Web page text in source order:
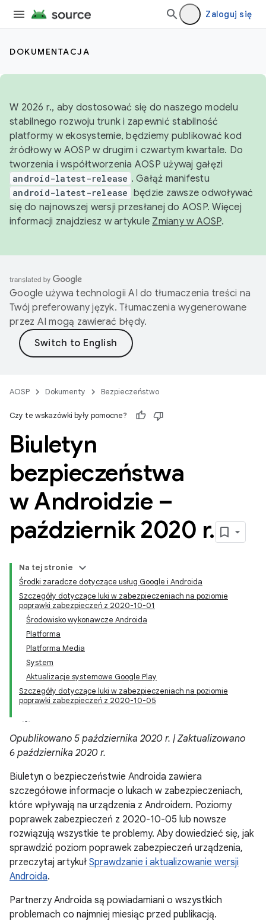
Zaloguj się
DOKUMENTACJA
W 2026 r., aby dostosować się do naszego modelu
stabilnego rozwoju trunk i zapewnić stabilność
platformy w ekosystemie, będziemy publikować kod
źródłowy w AOSP w drugim i czwartym kwartale. Do
tworzenia i współtworzenia AOSP używaj gałęzi
android-latest-release . Gałąź manifestu
android-latest-release będzie zawsze odwoływać
się do najnowszej wersji przesłanej do AOSP. Więcej
informacji znajdziesz w artykule Zmiany w AOSP.
Google używa technologii AI do tłumaczenia treści na
Twój preferowany język. Tłumaczenia wygenerowane
przez AI mogą zawierać błędy.
AOSP Dokumenty Bezpieczeństwo
Czy te wskazówki były pomocne?
Biuletyn
bezpieczeństwa
w Androidzie –
październik 2020 r.
Na tej stronie
Środki zaradcze dotyczące usług Google i Androida
Szczegóły dotyczące luki w zabezpieczeniach na poziomie
poprawki zabezpieczeń z 2020-10-01
Środowisko wykonawcze Androida
Platforma
Platforma Media
System
Aktualizacje systemowe Google Play
Szczegóły dotyczące luki w zabezpieczeniach na poziomie
poprawki zabezpieczeń z 2020-10-05
Opublikowano 5 października 2020 r. | Zaktualizowano
6 października 2020 r.
Biuletyn o bezpieczeństwie Androida zawiera
szczegółowe informacje o lukach w zabezpieczeniach,
które wpływają na urządzenia z Androidem. Poziomy
poprawek zabezpieczeń z 2020-10-05 lub nowsze
rozwiązują wszystkie te problemy. Aby dowiedzieć się, jak
sprawdzić poziom poprawek zabezpieczeń urządzenia,
przeczytaj artykuł Sprawdzanie i aktualizowanie wersji
Androida.
Partnerzy Androida są powiadamiani o wszystkich
problemach co najmniej miesiąc przed publikacją.